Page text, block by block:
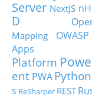
Server NextJS
D
Mapping
OWASP
Apps
Platform
ent PWA Python
s ReSharper REST